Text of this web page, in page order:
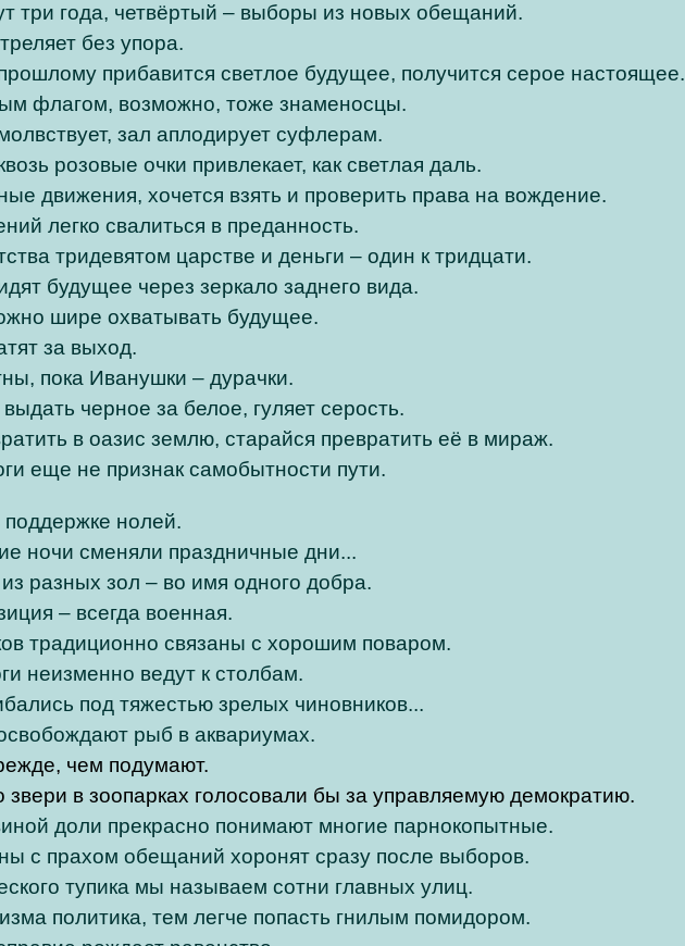
три года, четвёртый – выборы из новых обещаний.
без упора.
прибавится светлое будущее, получится серое настоящее.
флагом, возможно, тоже знаменосцы.
зал аплодирует суфлерам.
розовые очки привлекает, как светлая даль.
движения, хочется взять и проверить права на вождение.
легко свалиться в преданность.
тридевятом царстве и деньги – один к тридцати.
будущее через зеркало заднего вида.
шире охватывать будущее.
за выход.
пока Иванушки – дурачки.
черное за белое, гуляет серость.
в оазис землю, старайся превратить её в мираж.
еще не признак самобытности пути.
нолей.
ночи сменяли праздничные дни...
разных зол – во имя одного добра.
– всегда военная.
традиционно связаны с хорошим поваром.
неизменно ведут к столбам.
под тяжестью зрелых чиновников...
рыб в аквариумах.
чем подумают.
звери в зоопарках голосовали бы за управляемую демократию.
доли прекрасно понимают многие парнокопытные.
с прахом обещаний хоронят сразу после выборов.
тупика мы называем сотни главных улиц.
политика, тем легче попасть гнилым помидором.